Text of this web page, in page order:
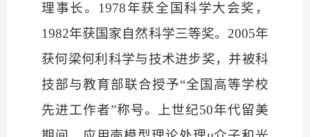
理事长。 1978年获全国科学大会奖，
1982年获国家自然科学三等奖。2005年
获何梁何利科学与技术进步奖，并被科
技部与教育部联合授予“全国高等学校
先进工作者”称号。上世纪50年代留美